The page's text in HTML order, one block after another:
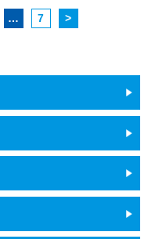
… 7 >